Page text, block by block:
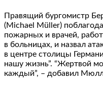
Правящий бургомистр
(Michael Müller)
пожарных и врачей,
в больницах, и назвал
в центре столицы
нашу жизнь”. “Жертвой
каждый”, – добавил